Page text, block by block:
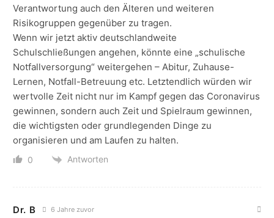
Verantwortung auch den Älteren und weiteren
Risikogruppen gegenüber zu tragen.
Wenn wir jetzt aktiv deutschlandweite
Schulschließungen angehen, könnte eine „schulische
Notfallversorgung“ weitergehen – Abitur, Zuhause-
Lernen, Notfall-Betreuung etc. Letztendlich würden wir
wertvolle Zeit nicht nur im Kampf gegen das Coronavirus
gewinnen, sondern auch Zeit und Spielraum gewinnen,
die wichtigsten oder grundlegenden Dinge zu
organisieren und am Laufen zu halten.
0 Antworten
Dr. B 6 Jahre zuvor